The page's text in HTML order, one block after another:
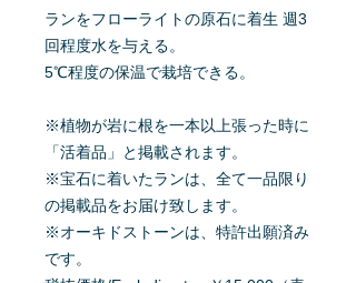
ランをフローライトの原石に着生 週3
回程度水を与える。
5℃程度の保温で栽培できる。
※植物が岩に根を一本以上張った時に
「活着品」と掲載されます。
※宝石に着いたランは、全て一品限り
の掲載品をお届け致します。
※オーキドストーンは、特許出願済み
です。